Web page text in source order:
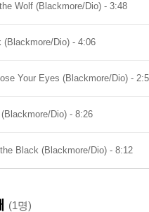
Wolf (Blackmore/Dio) - 3:48
(Blackmore/Dio) - 4:06
Your Eyes (Blackmore/Dio) -
Dio) - 8:26
Black (Blackmore/Dio) - 8:12
(1명)